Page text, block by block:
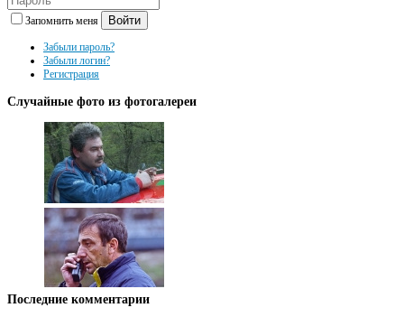
Запомнить меня Войти
Забыли пароль?
Забыли логин?
Регистрация
Случайные фото из фотогалереи
Последние комментарии